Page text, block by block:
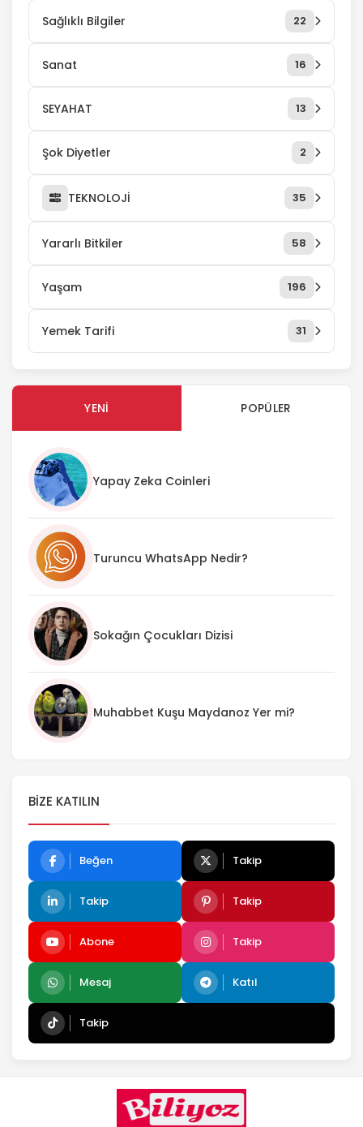
Sağlıklı Bilgiler 22
Sanat 16
SEYAHAT 13
Şok Diyetler 2
TEKNOLOJİ 35
Yararlı Bitkiler 58
Yaşam 196
Yemek Tarifi 31
YENI POPÜLER
Yapay Zeka Coinleri
Turuncu WhatsApp Nedir?
Sokağın Çocukları Dizisi
Muhabbet Kuşu Maydanoz Yer mi?
BIZE KATILIN
Beğen Takip
Takip Takip
Abone Takip
Mesaj Katıl
Takip